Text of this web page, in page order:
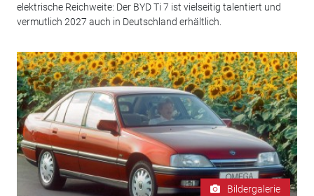
elektrische Reichweite: Der BYD Ti 7 ist vielseitig talentiert und
vermutlich 2027 auch in Deutschland erhältlich.
Bildergalerie